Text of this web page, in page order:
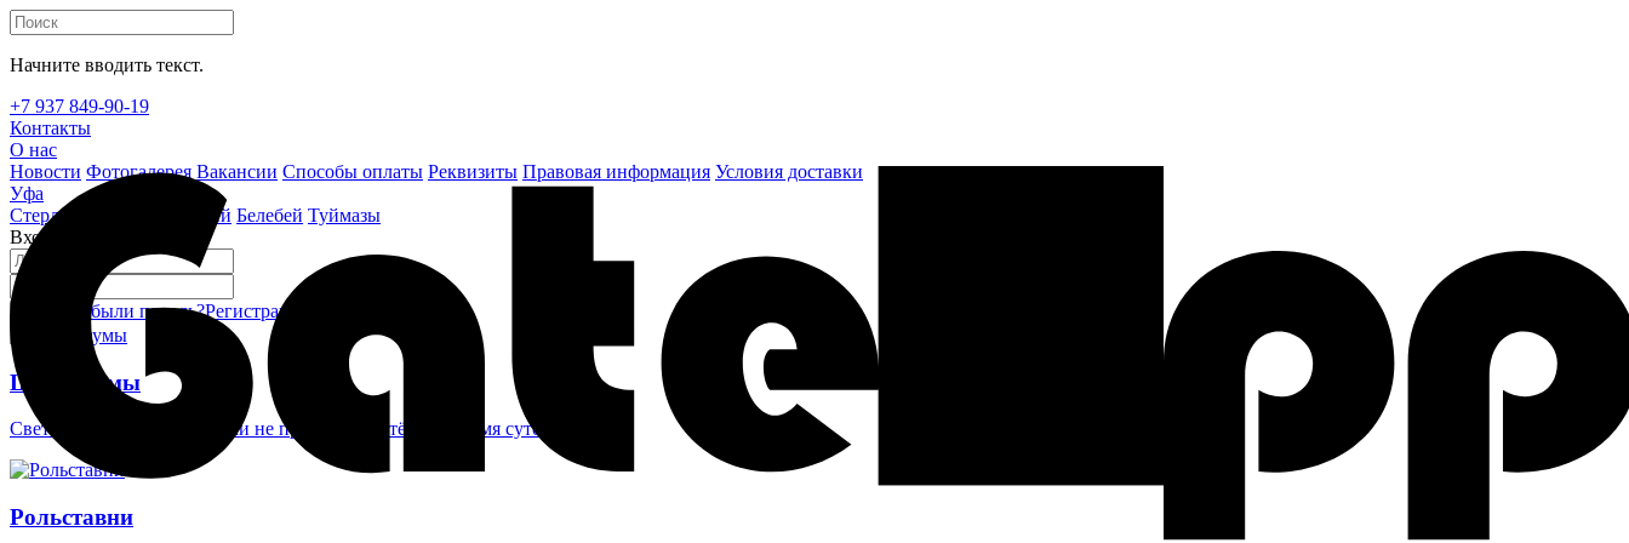
Начните вводить текст.
+7 937 849-90-19
Контакты
О нас
Новости Фотогалерея Вакансии Способы оплаты Реквизиты Правовая информация Условия доставки
Уфа
Стерлитамак
Октябрьский Белебей Туймазы
Вход на сайт
Забыли пароль?Регистрация
Шлагбаумы
Светоотражающие наклейки не проглядеть в тёмное время суток
Рольставни